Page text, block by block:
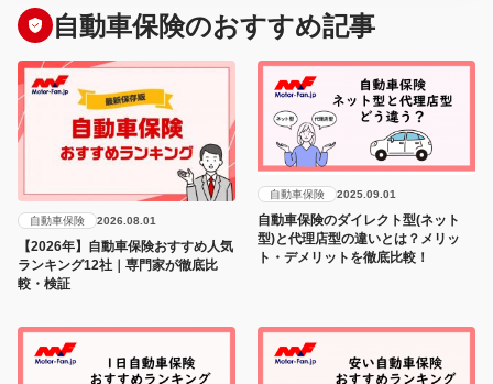
自動車保険のおすすめ記事
自動車保険 2026.08.01
【2026年】自動車保険おすすめ人気
ランキング12社｜専門家が徹底比
較・検証
自動車保険 2025.09.01
自動車保険のダイレクト型(ネット
型)と代理店型の違いとは？メリッ
ト・デメリットを徹底比較！